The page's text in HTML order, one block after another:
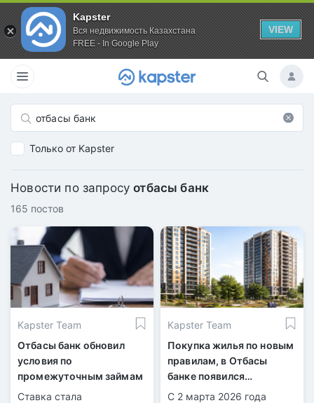
Kapster
Вся недвижимость Казахстана
FREE - In Google Play
VIEW
Только от Kapster
Новости по запросуотбасы банк
165 постов
Kapster Team
Отбасы банк обновил
условия по
промежуточным займам
Ставка стала
Kapster Team
Покупка жилья по новым
правилам, в Отбасы
банке появился
обязательный фильтр
С 2 марта 2026 года